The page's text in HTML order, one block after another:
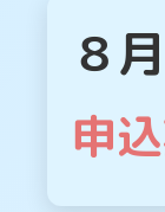
８
申